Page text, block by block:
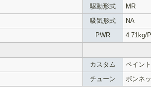
駆動形式 MR
吸気形式 NA
PWR 4.71kg/
カスタム
ペイン
チューン ボンネ